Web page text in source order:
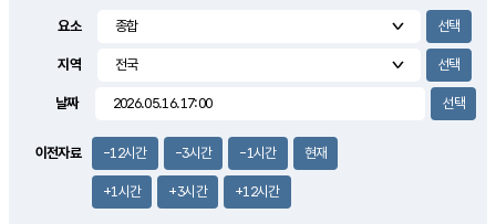
2.8m/s
요소
지역
날짜
이전자료 -12시간 -3시간 -1시간 현재
+1시간 +3시간 +12시간